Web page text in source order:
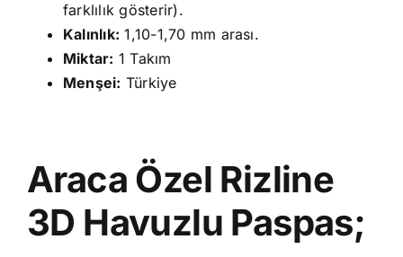
farklılık gösterir).
Kalınlık: 1,10-1,70 mm arası.
Miktar: 1 Takım
Menşei: Türkiye
Araca Özel Rizline
3D Havuzlu Paspas;